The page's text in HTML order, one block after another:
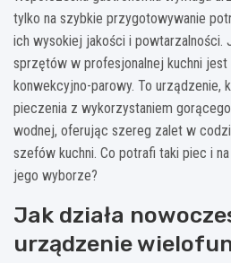
tylko na szybkie przygotowywanie
ich wysokiej jakości i powtarzalności.
sprzętów w profesjonalnej kuchni
konwekcyjno-parowy. To urządzenie,
pieczenia z wykorzystaniem
wodnej, oferując szereg zalet w
szefów kuchni. Co potrafi taki piec i
jego wyborze?
Jak działa
urządzenie